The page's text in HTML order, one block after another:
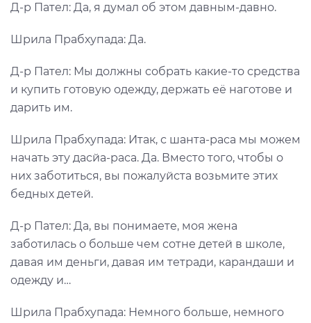
Д-р Пател: Да, я думал об этом давным-давно.
Шрила Прабхупада: Да.
Д-р Пател: Мы должны собрать какие-то средства
и купить готовую одежду, держать её наготове и
дарить им.
Шрила Прабхупада: Итак, с шанта-раса мы можем
начать эту дасйа-раса. Да. Вместо того, чтобы о
них заботиться, вы пожалуйста возьмите этих
бедных детей.
Д-р Пател: Да, вы понимаете, моя жена
заботилась о больше чем сотне детей в школе,
давая им деньги, давая им тетради, карандаши и
одежду и…
Шрила Прабхупада: Немного больше, немного